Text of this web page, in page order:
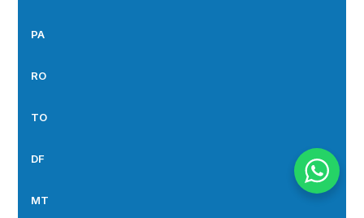
PA
RO
TO
DF
MT